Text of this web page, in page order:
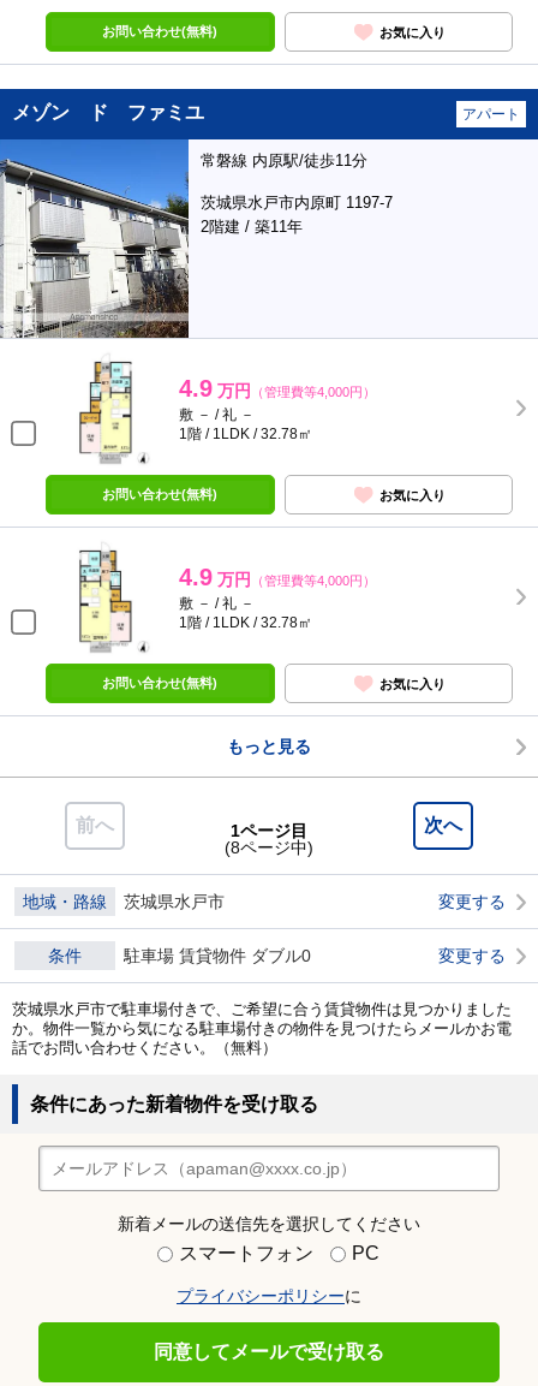
お問い合わせ(無料) お気に入り
メゾン ド ファミユ アパート
常磐線 内原駅/徒歩11分
茨城県水戸市内原町 1197-7
2階建 / 築11年
4.9 万円 （管理費等4,000円）
敷 － / 礼 －
1階 / 1LDK / 32.78㎡
お問い合わせ(無料) お気に入り
4.9 万円 （管理費等4,000円）
敷 － / 礼 －
1階 / 1LDK / 32.78㎡
お問い合わせ(無料) お気に入り
もっと見る
前へ 次へ
1ページ目
(8ページ中)
地域・路線 茨城県水戸市 変更する
条件 駐車場 賃貸物件 ダブル0 変更する
茨城県水戸市で駐車場付きで、ご希望に合う賃貸物件は見つかりました
か。物件一覧から気になる駐車場付きの物件を見つけたらメールかお電
話でお問い合わせください。（無料）
条件にあった新着物件を受け取る
新着メールの送信先を選択してください
スマートフォン PC
プライバシーポリシーに
同意してメールで受け取る